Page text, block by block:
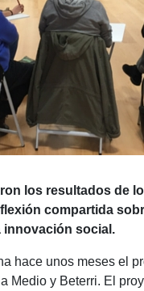
los resultados de
compartida
innovación social.
hace unos meses el
Medio y Beterri. El